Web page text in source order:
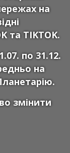
на
та TIKTOK.
по 31.12.
на
змінити